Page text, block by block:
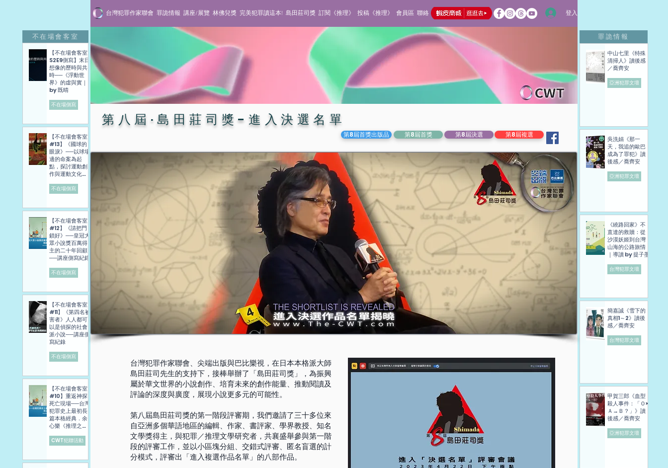
台灣犯罪作家聯會 罪詭情報 講座/展覽 林佛兒獎 完美犯罪讀這本! 島田莊司獎 訂閱《推理》 投稿《推理》 會員區 聯絡 登入
罪詭情報
第八屆·島田莊司獎-進入決選名單
第8屆首獎出版品 第8屆首獎 第8屆決選 第8屆複選
台灣犯罪作家聯會、尖端出版與巴比樂視，在日本本格派大師
島田莊司先生的支持下，接棒舉辦了「島田莊司獎」，為振興
屬於華文世界的小說創作、培育未來的創作能量、推動閱讀及
評論的深度與廣度，展現小說更多元的可能性。
第八屆島田莊司獎的第一階段評審期，我們邀請了三十多位來
自亞洲多個華語地區的編輯、作家、書評家、學界教授、知名
文學獎得主，與犯罪／推理文學研究者，共襄盛舉參與第一階
段的評審工作，並以小區塊分組、交錯式評審、匿名盲選的計
分模式，評審出「進入複選作品名單」的八部作品。
不在場會客室
【不在場會客室
S2E9側寫】末日
想像的歷時與共
時──《浮動世
界》的虛與實｜
by 既晴
不在場側寫
【不在場會客室
#13】《國球的
眼淚》──以球場
邊的命案為起
點，探討運動創
作與運動文化發
寫紀錄
不在場側寫
【不在場會客室
#12】《請把門
鎖好》──皇冠大
眾小說獎百萬得
主的二十年回顧
──講座側寫紀錄
不在場側寫
【不在場會客室
#11】《第四名被
害者》人人都可
以是偵探的社會
派小說──講座側
寫紀錄
不在場側寫
【不在場會客室
#10】重返神探
死亡現場──台灣
犯罪史上最初長
篇本格經典．余
心樂《推理之
導
CWT犯聯活動
中山七里《特殊
清掃人》讀後感
／喬齊安
亞洲犯罪文壇
吳洗娟《那一
天，我追的歐巴
成為了罪犯》讀
後感／喬齊安
亞洲犯罪文壇
《繞路回家》不
直達的救贖：從
沙漠妖姬到台灣
山海的公路旅情
｜導讀 by 提子墨
台灣犯罪文壇
簡嘉誠《雪下的
真相1～2》讀後
感／喬齊安
台灣犯罪文壇
甲賀三郎《血型
殺人事件：「Ｏ×
Ａ→Ｂ？」》讀
後感／喬齊安
亞洲犯罪文壇